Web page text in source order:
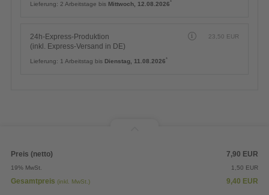
Lieferung: 2 Arbeitstage bis Mittwoch, 12.08.2026*
24h-Express-Produktion
(inkl. Express-Versand in DE)
23,50 EUR
Lieferung: 1 Arbeitstag bis Dienstag, 11.08.2026*
Preis (netto) 7,90 EUR
19% MwSt. 1,50 EUR
Gesamtpreis (inkl. MwSt.) 9,40 EUR